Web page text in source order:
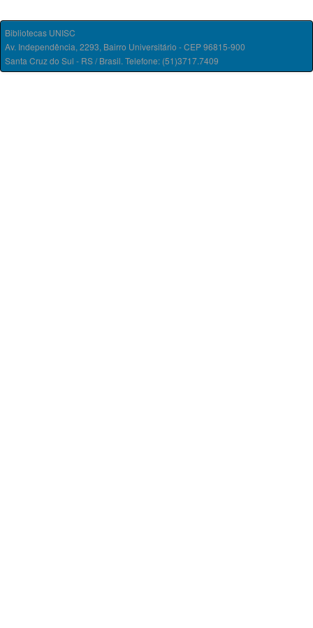
Bibliotecas UNISC
Av. Independência, 2293, Bairro Universitário - CEP 96815-900
Santa Cruz do Sul - RS / Brasil. Telefone: (51)3717.7409